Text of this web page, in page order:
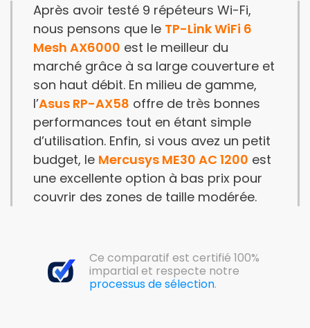
Après avoir testé 9 répéteurs Wi-Fi,
nous pensons que le TP-Link WiFi 6
Mesh AX6000 est le meilleur du
marché grâce à sa large couverture et
son haut débit. En milieu de gamme,
l’Asus RP-AX58 offre de très bonnes
performances tout en étant simple
d’utilisation. Enfin, si vous avez un petit
budget, le Mercusys ME30 AC 1200 est
une excellente option à bas prix pour
couvrir des zones de taille modérée.
Ce comparatif est certifié 100%
impartial et respecte notre
processus de sélection.